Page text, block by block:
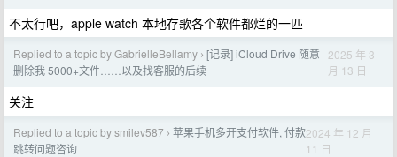
不太行吧，apple watch 本地存歌各个软件都烂的一匹
Replied to a topic by GabrielleBellamy › [记录] iCloud Drive 随意
删除我 5000+文件……以及找客服的后续
2025 年 3
月 13 日
关注
Replied to a topic by smilev587 › 苹果手机多开支付软件, 付款
跳转问题咨询
2024 年 12 月
11 日